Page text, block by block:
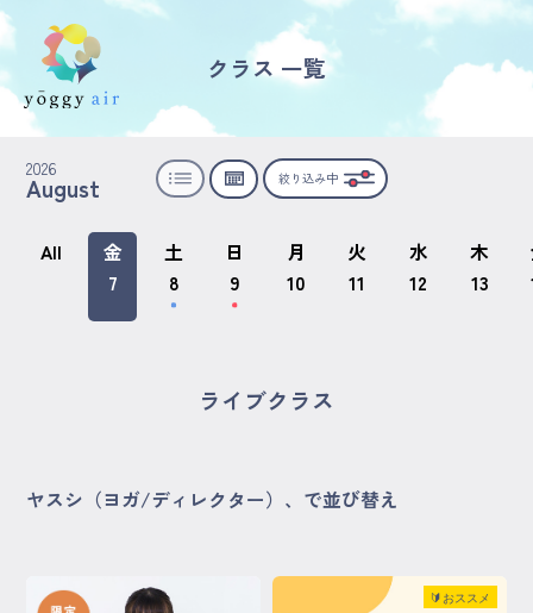
受講の流れ
料金について
インストラクター一覧
FAQ / お問い合わせ
yoggy mommy
マイページ
クラス 一覧
2026
August 絞り込み中
All
金
7
土
8
日
9
月
10
火
11
水
12
木
13
ライブクラス
ヤスシ（ヨガ/ディレクター）、で並び替え
🔰おススメ